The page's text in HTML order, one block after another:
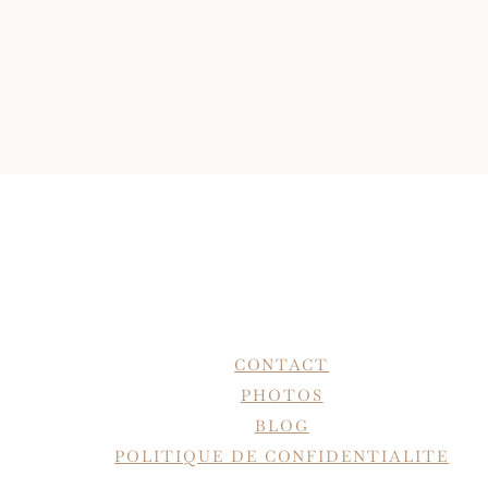
CONTACT
PHOTOS
BLOG
POLITIQUE DE CONFIDENTIALITE